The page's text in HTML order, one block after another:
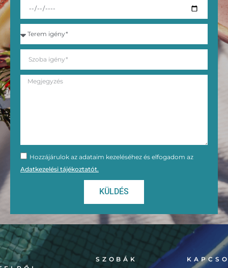
Hozzájárulok az adataim kezeléséhez és elfogadom az
Adatkezelési tájékoztatót.
KÜLDÉS
SZOBÁK